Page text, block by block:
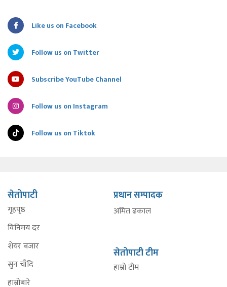
Like us on Facebook
Follow us on Twitter
Subscribe YouTube Channel
Follow us on Instagram
Follow us on Tiktok
सेतोपाटी
गृहपृष्ठ
विनिमय दर
शेयर बजार
सुन चाँदि
हाम्रोबारे
प्रधान सम्पादक
अमित ढकाल
सेतोपाटी टीम
हाम्रो टीम